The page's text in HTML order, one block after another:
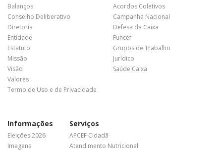
Balanços
Conselho Deliberativo
Diretoria
Entidade
Estatuto
Missão
Visão
Valores
Termo de Uso e de Privacidade
Acordos Coletivos
Campanha Nacional
Defesa da Caixa
Funcef
Grupos de Trabalho
Jurídico
Saúde Caixa
Informações
Eleições 2026
Imagens
Serviços
APCEF Cidadã
Atendimento Nutricional